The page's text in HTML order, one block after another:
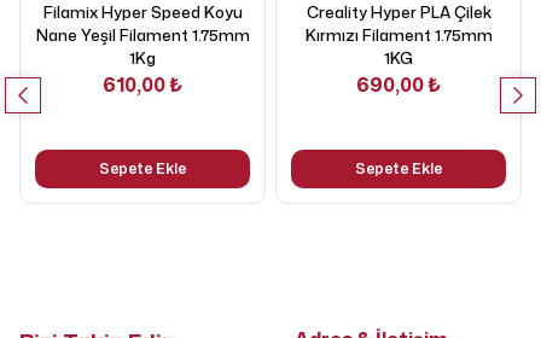
Filamix Hyper Speed Koyu
Nane Yeşil Filament 1.75mm
1Kg
610,00 ₺
Sepete Ekle
Creality Hyper PLA Çilek
Kırmızı Filament 1.75mm
1KG
690,00 ₺
Sepete Ekle